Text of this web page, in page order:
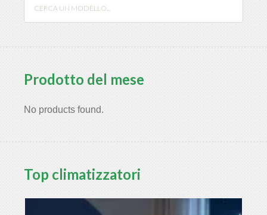
Prodotto del mese
No products found.
Top climatizzatori